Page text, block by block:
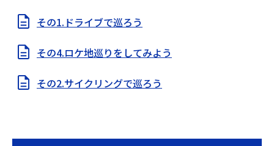
その1.ドライブで巡ろう
その4.ロケ地巡りをしてみよう
その2.サイクリングで巡ろう